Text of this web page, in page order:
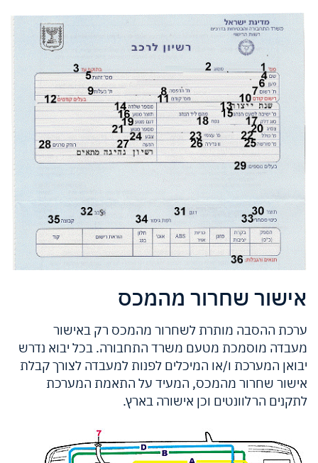
אישור שחרור מהמכס
ערכת ההסבה מותרת לשחרור מהמכס רק באישור
מעבדה מוסמכת מטעם משרד התחבורה. בכל יבוא נדרש
יבואן המערכת ו/או המיכלים לפנות למעבדה לצורך קבלת
אישור שחרור מהמכס, המעיד על התאמת המערכת
לתקנים הרלוונטים וכן אישורה בארץ.